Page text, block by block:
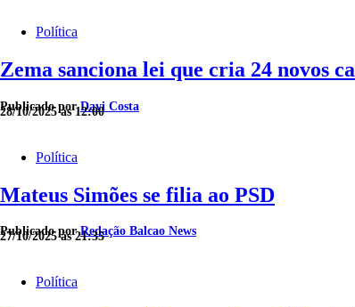
Política
Zema sanciona lei que cria 24 novos
Publicado porDavi Costa
28/10/2025 às 12:00
Política
Mateus Simões se filia ao PSD
Publicado porRedação Balcao News
27/10/2025 às 21:35
Política